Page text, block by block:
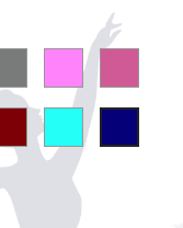
Rose
BurgundyPacific